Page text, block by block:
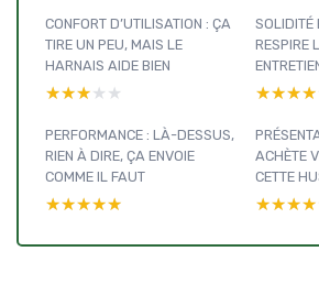
CONFORT D’UTILISATION : ÇA
TIRE UN PEU, MAIS LE
HARNAIS AIDE BIEN
★★★★★
★★★★★
SOLIDITÉ
RESPIRE
PERFORMANCE : LÀ-DESSUS,
RIEN À DIRE, ÇA ENVOIE
COMME IL FAUT
★★★★★
★★★★★
ACHÈTE
CETTE